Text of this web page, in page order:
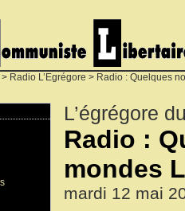
> Radio L’Egrégore > Radio : Quelques
L’égrégore
Radio :
mondes
mardi 12 mai